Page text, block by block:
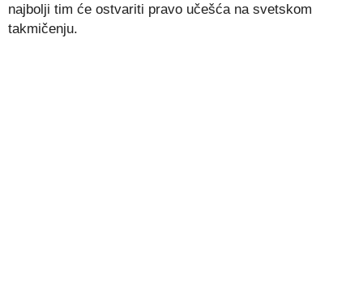
najbolji tim će ostvariti pravo učešća na svetskom
takmičenju.